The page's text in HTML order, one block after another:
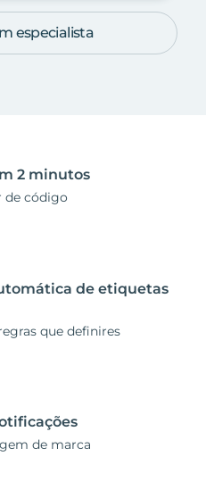
especialista
2 minutos
de código
de etiquetas
que definires
de marca